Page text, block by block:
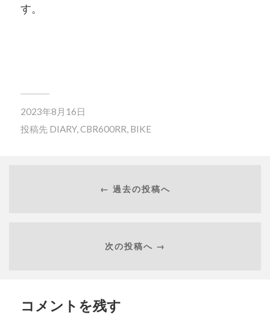
す。
2023年8月16日
投稿先 DIARY,CBR600RR, BIKE
← 過去の投稿へ
次の投稿へ →
コメントを残す